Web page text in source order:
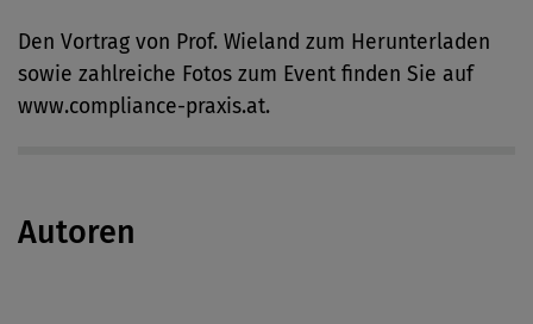
Den Vortrag von Prof. Wieland zum Herunterladen
sowie zahlreiche Fotos zum Event finden Sie auf
www.compliance-praxis.at.
Autoren